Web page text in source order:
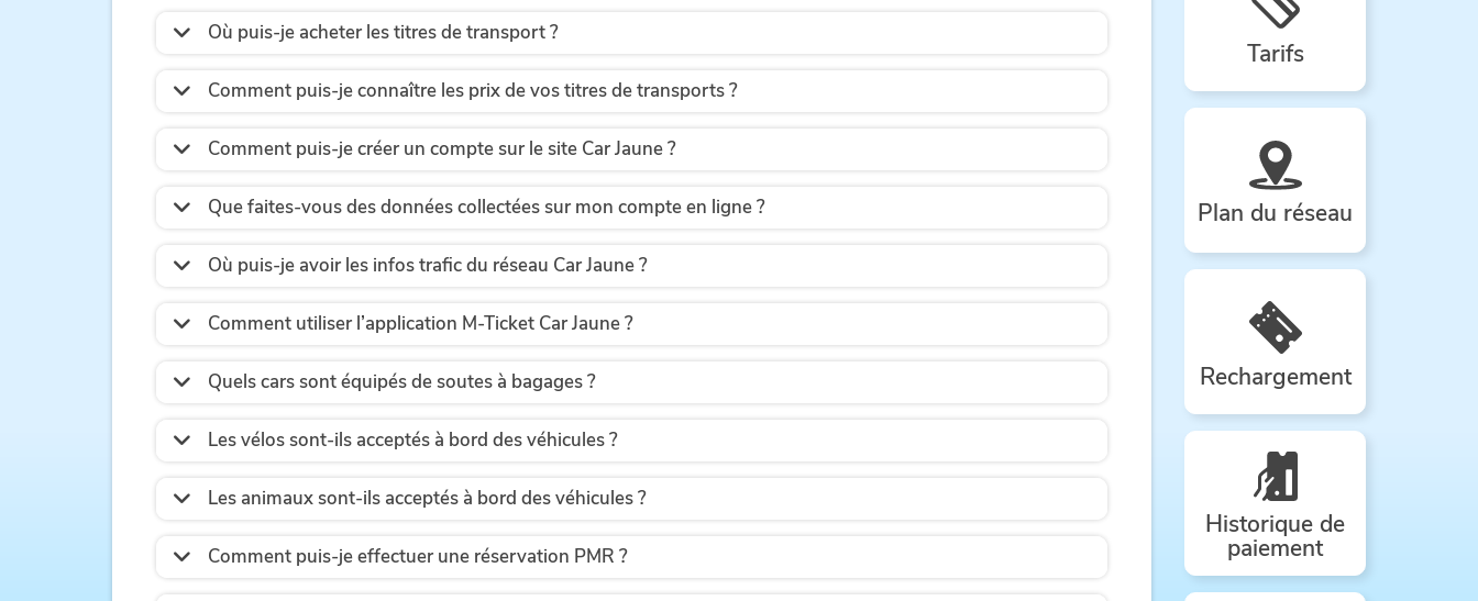
Où puis-je acheter les titres de transport ?
Comment puis-je connaître les prix de vos titres de transports ?
Comment puis-je créer un compte sur le site Car Jaune ?
Que faites-vous des données collectées sur mon compte en ligne ?
Où puis-je avoir les infos trafic du réseau Car Jaune ?
Comment utiliser l’application M-Ticket Car Jaune ?
Quels cars sont équipés de soutes à bagages ?
Les vélos sont-ils acceptés à bord des véhicules ?
Les animaux sont-ils acceptés à bord des véhicules ?
Comment puis-je effectuer une réservation PMR ?
Tarifs
Plan du réseau
Rechargement
Historique de
paiement